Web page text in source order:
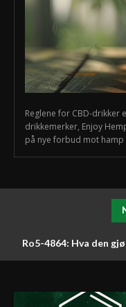
Reglene for CBD-drikker
drikkemerker, Enjoy
på nye forbud mot hamp
Ro5-4864: Hva den